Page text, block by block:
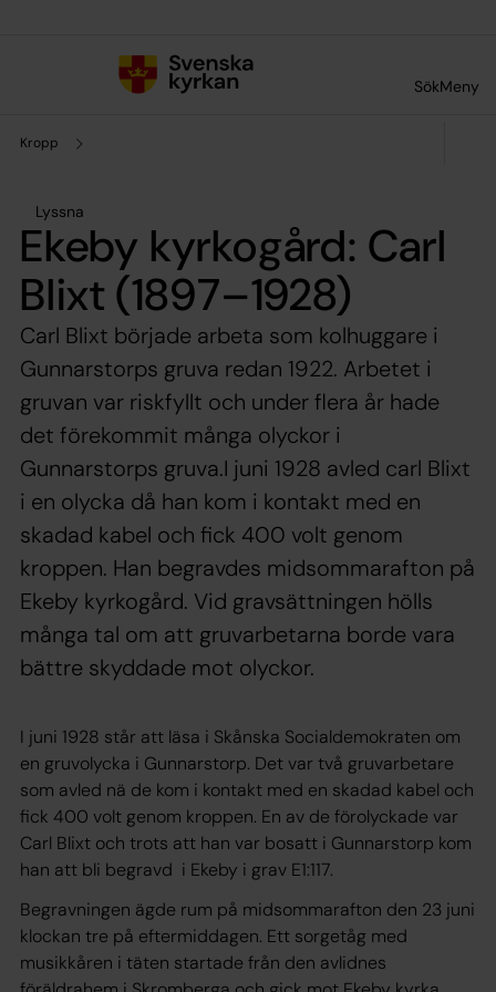
SökMeny
Kropp
Lyssna
Ekeby kyrkogård: Carl
Blixt (1897–1928)
Carl Blixt började arbeta som kolhuggare i
Gunnarstorps gruva redan 1922. Arbetet i
gruvan var riskfyllt och under flera år hade
det förekommit många olyckor i
Gunnarstorps gruva.I juni 1928 avled carl Blixt
i en olycka då han kom i kontakt med en
skadad kabel och fick 400 volt genom
kroppen. Han begravdes midsommarafton på
Ekeby kyrkogård. Vid gravsättningen hölls
många tal om att gruvarbetarna borde vara
bättre skyddade mot olyckor.
I juni 1928 står att läsa i Skånska Socialdemokraten om
en gruvolycka i Gunnarstorp. Det var två gruvarbetare
som avled nä de kom i kontakt med en skadad kabel och
fick 400 volt genom kroppen. En av de förolyckade var
Carl Blixt och trots att han var bosatt i Gunnarstorp kom
han att bli begravd i Ekeby i grav E1:117.
Begravningen ägde rum på midsommarafton den 23 juni
klockan tre på eftermiddagen. Ett sorgetåg med
musikkåren i täten startade från den avlidnes